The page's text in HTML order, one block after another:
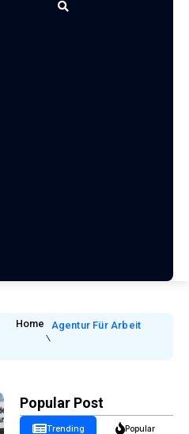
Home Agentur Für Arbeit
Popular Post
Trending Popular